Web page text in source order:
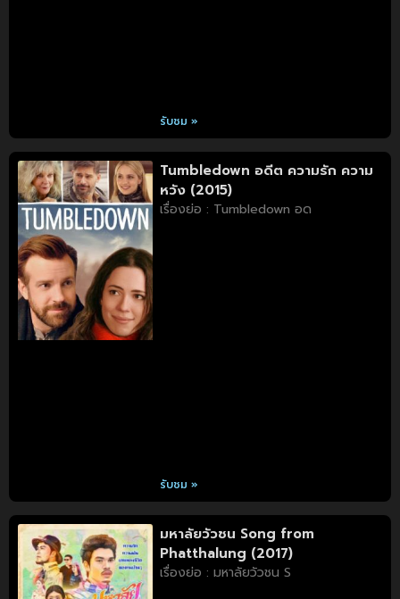
รับชม »
Tumbledown อดีต ความรัก ความ
หวัง (2015)
เรื่องย่อ : Tumbledown อด
รับชม »
มหาลัยวัวชน Song from
Phatthalung (2017)
เรื่องย่อ : มหาลัยวัวชน S